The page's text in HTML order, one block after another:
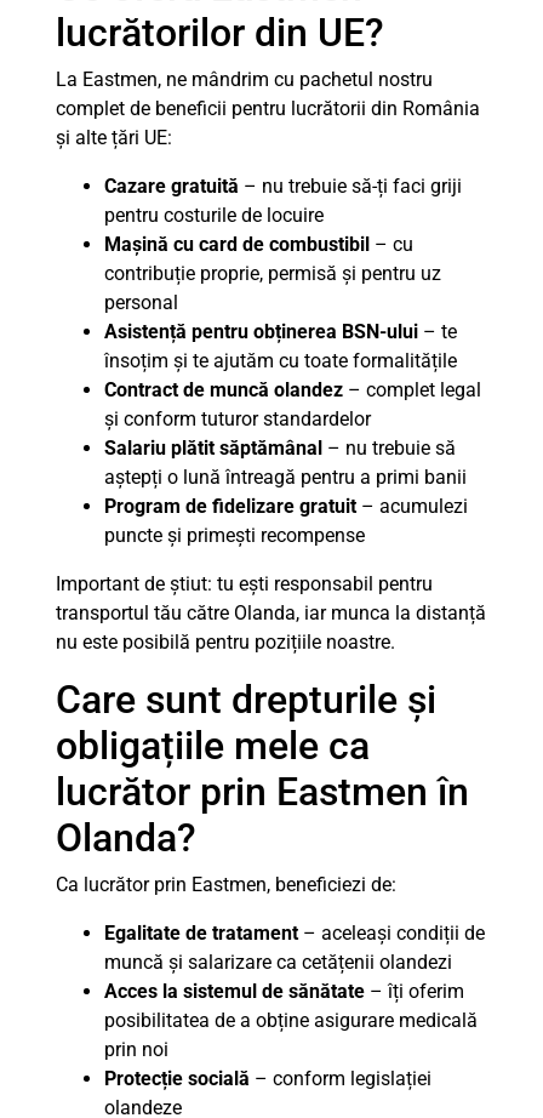
lucrătorilor din UE?
La Eastmen, ne mândrim cu pachetul nostru
complet de beneficii pentru lucrătorii din România
și alte țări UE:
Cazare gratuită – nu trebuie să-ți faci griji
pentru costurile de locuire
Mașină cu card de combustibil – cu
contribuție proprie, permisă și pentru uz
personal
Asistență pentru obținerea BSN-ului – te
însoțim și te ajutăm cu toate formalitățile
Contract de muncă olandez – complet legal
și conform tuturor standardelor
Salariu plătit săptămânal – nu trebuie să
aștepți o lună întreagă pentru a primi banii
Program de fidelizare gratuit – acumulezi
puncte și primești recompense
Important de știut: tu ești responsabil pentru
transportul tău către Olanda, iar munca la distanță
nu este posibilă pentru pozițiile noastre.
Care sunt drepturile și
obligațiile mele ca
lucrător prin Eastmen în
Olanda?
Ca lucrător prin Eastmen, beneficiezi de:
Egalitate de tratament – aceleași condiții de
muncă și salarizare ca cetățenii olandezi
Acces la sistemul de sănătate – îți oferim
posibilitatea de a obține asigurare medicală
prin noi
Protecție socială – conform legislației
olandeze